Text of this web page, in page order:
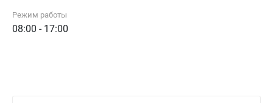
Режим работы
08:00 - 17:00